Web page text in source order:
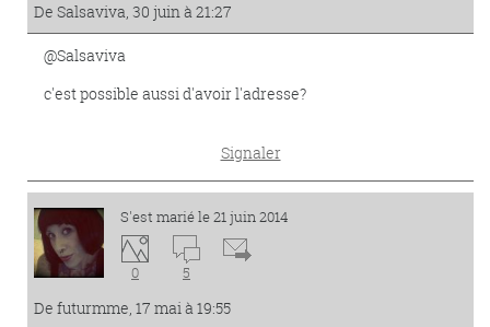
De Salsaviva, 30 juin à 21:27
@Salsaviva
c'est possible aussi d'avoir l'adresse?
Signaler
S'est marié le 21 juin 2014
0 5
De futurmme, 17 mai à 19:55